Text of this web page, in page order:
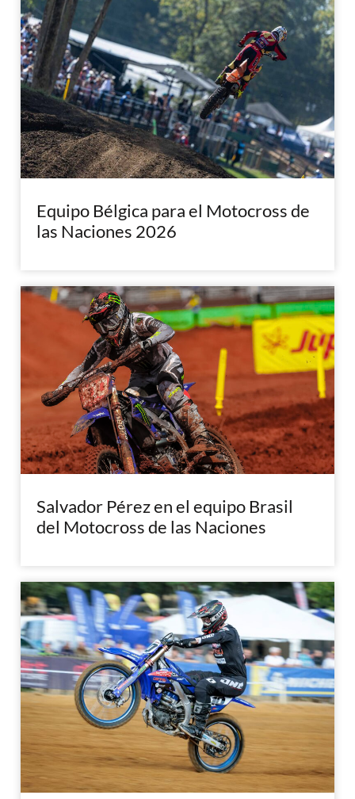
Equipo Bélgica para el Motocross de
las Naciones 2026
Salvador Pérez en el equipo Brasil
del Motocross de las Naciones